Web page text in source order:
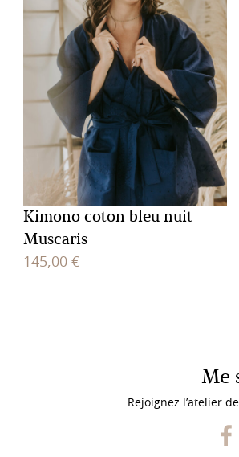
Kimono coton bleu nuit
Muscaris
145,00€
Me
Rejoignez l’atelier